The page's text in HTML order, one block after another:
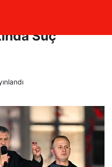
Gazilerden
Suç